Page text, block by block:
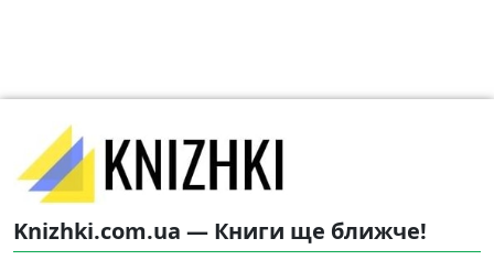
Knizhki.com.ua — Книги ще ближче!